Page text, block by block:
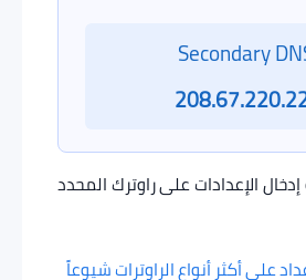
Secondary
الإعدادات على راوترك المحدد
على أكثر أنواع الراوترات شيوعاً